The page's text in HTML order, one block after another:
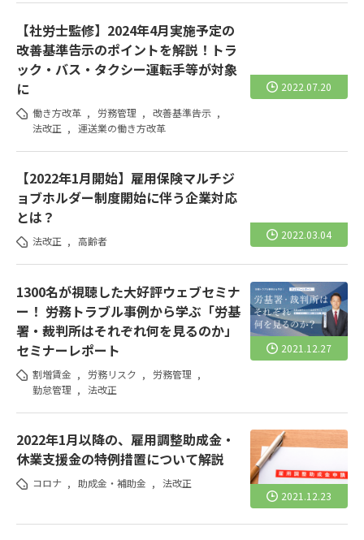
2022.07.20
【社労士監修】2024年4月実施予定の
改善基準告示のポイントを解説！トラ
ック・バス・タクシー運転手等が対象
に
働き方改革 , 労務管理 , 改善基準告示 ,
法改正 , 運送業の働き方改革
2022.03.04
【2022年1月開始】雇用保険マルチジ
ョブホルダー制度開始に伴う企業対応
とは？
法改正 , 高齢者
2021.12.27
1300名が視聴した大好評ウェブセミナ
ー！ 労務トラブル事例から学ぶ「労基
署・裁判所はそれぞれ何を見るのか」
セミナーレポート
割増賃金 , 労務リスク , 労務管理 ,
勤怠管理 , 法改正
2021.12.23
2022年1月以降の、雇用調整助成金・
休業支援金の特例措置について解説
コロナ , 助成金・補助金 , 法改正